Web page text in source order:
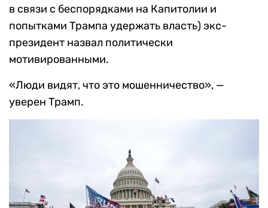
в связи с беспорядками на Капитолии и
попытками Трампа удержать власть) экс-
президент назвал политически
мотивированными.
«Люди видят, что это мошенничество», —
уверен Трамп.